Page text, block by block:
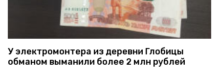
У электромонтера из деревни Глобицы
обманом выманили более 2 млн рублей